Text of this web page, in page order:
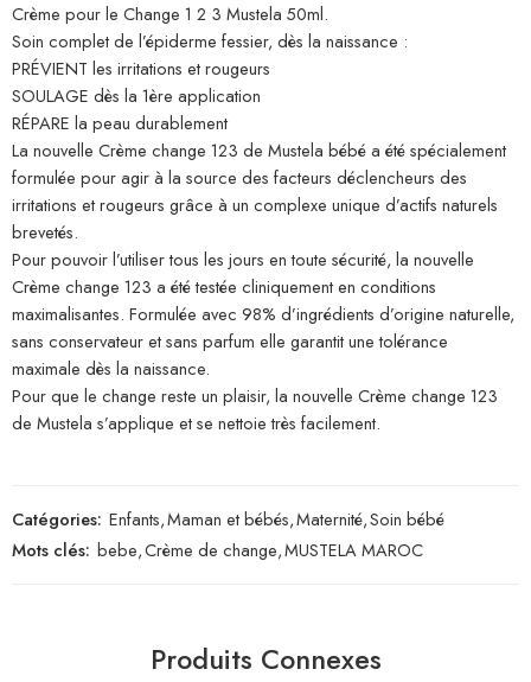
Crème pour le Change 1 2 3 Mustela 50ml.
Soin complet de l’épiderme fessier, dès la naissance :
PRÉVIENT les irritations et rougeurs
SOULAGE dès la 1ère application
RÉPARE la peau durablement
La nouvelle Crème change 123 de Mustela bébé a été spécialement
formulée pour agir à la source des facteurs déclencheurs des
irritations et rougeurs grâce à un complexe unique d’actifs naturels
brevetés.
Pour pouvoir l’utiliser tous les jours en toute sécurité, la nouvelle
Crème change 123 a été testée cliniquement en conditions
maximalisantes. Formulée avec 98% d’ingrédients d’origine naturelle,
sans conservateur et sans parfum elle garantit une tolérance
maximale dès la naissance.
Pour que le change reste un plaisir, la nouvelle Crème change 123
de Mustela s’applique et se nettoie très facilement.
Catégories: Enfants,Maman et bébés,Maternité,Soin bébé
Mots clés: bebe,Crème de change,MUSTELA MAROC
Produits Connexes